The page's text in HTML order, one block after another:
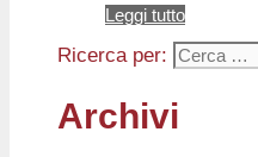
Leggi tutto
Ricerca per:
Archivi